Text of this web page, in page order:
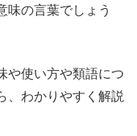
味の言葉でしょう
や使い方や類語につ
、わかりやすく解説